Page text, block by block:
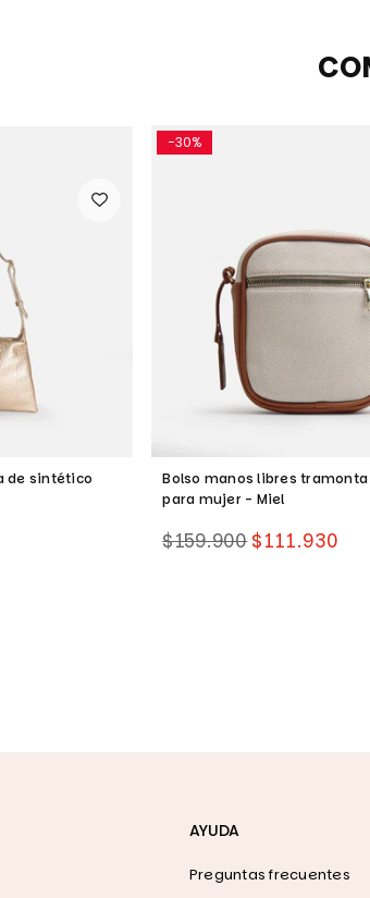
de sintético
-30%
Bolso manos libres
para mujer - Miel
Precio
$159.900$111.930
AYUDA
Preguntas frecuentes